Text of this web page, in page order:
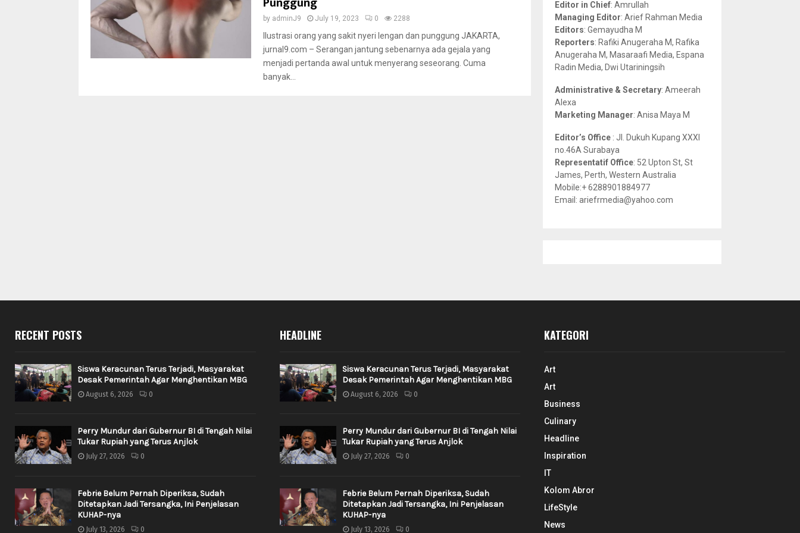
by adminJ9 July 19, 2023 0 2288
Ilustrasi orang yang sakit nyeri lengan dan punggung JAKARTA,
jurnal9.com – Serangan jantung sebenarnya ada gejala yang
menjadi pertanda awal untuk menyerang seseorang. Cuma
banyak...
r
:
R
H
Editor in Chief: Amrullah
Managing Editor: Arief Rahman Media
Editors: Gemayudha M
Reporters: Rafiki Anugeraha M, Rafika
Anugeraha M, Masaraafi Media, Espana
Radin Media, Dwi Utariningsih
Administrative & Secretary: Ameerah
Alexa
Marketing Manager: Anisa Maya M
Editor’s Office : Jl. Dukuh Kupang XXXI
no.46A Surabaya
Representatif Office: 52 Upton St, St
James, Perth, Western Australia
Mobile:+ 6288901884977
Email: ariefrmedia@yahoo.com
RECENT POSTS
Siswa Keracunan Terus Terjadi, Masyarakat
Desak Pemerintah Agar Menghentikan MBG
August 6, 2026 0
Perry Mundur dari Gubernur BI di Tengah Nilai
Tukar Rupiah yang Terus Anjlok
July 27, 2026 0
Febrie Belum Pernah Diperiksa, Sudah
Ditetapkan Jadi Tersangka, Ini Penjelasan
KUHAP-nya
July 13, 2026 0
HEADLINE
Siswa Keracunan Terus Terjadi, Masyarakat
Desak Pemerintah Agar Menghentikan MBG
August 6, 2026 0
Perry Mundur dari Gubernur BI di Tengah Nilai
Tukar Rupiah yang Terus Anjlok
July 27, 2026 0
Febrie Belum Pernah Diperiksa, Sudah
Ditetapkan Jadi Tersangka, Ini Penjelasan
KUHAP-nya
July 13, 2026 0
KATEGORI
Art
Art
Business
Culinary
Headline
Inspiration
IT
Kolom Abror
LifeStyle
News